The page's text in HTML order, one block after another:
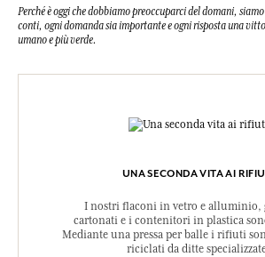
Perché è oggi che dobbiamo preoccuparci del domani,
conti, ogni domanda sia importante e ogni risposta una
umano e più verde.
UNA SECONDA VITA AI
I nostri flaconi in vetro e alluminio,
cartonati e i contenitori in plastica
Mediante una pressa per balle i rifiuti
riciclati da ditte